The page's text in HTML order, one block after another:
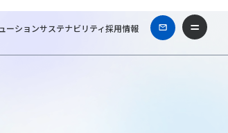
ーションサステナビリティ採用情報